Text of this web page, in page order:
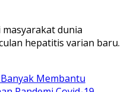
masyarakat dunia
hepatitis varian baru.